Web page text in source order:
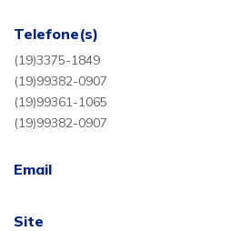
Telefone(s)
(19)3375-1849
(19)99382-0907
(19)99361-1065
(19)99382-0907
Email
Site